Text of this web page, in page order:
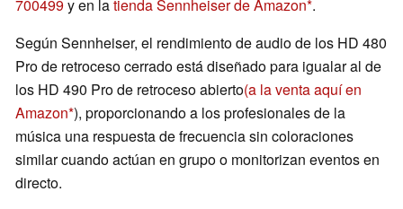
700499y en latienda Sennheiser de Amazon .
Según Sennheiser, el rendimiento de audio de los HD 480
Pro de retroceso cerrado está diseñado para igualar al de
los HD 490 Pro de retroceso abierto(a la venta aquí en
Amazon ), proporcionando a los profesionales de la
música una respuesta de frecuencia sin coloraciones
similar cuando actúan en grupo o monitorizan eventos en
directo.